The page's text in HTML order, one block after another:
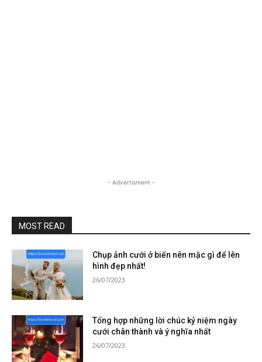
- Advertisment -
MOST READ
Chụp ảnh cưới ở biển nên mặc gì để lên
hình đẹp nhất!
26/07/2023
Tổng hợp những lời chúc kỷ niệm ngày
cưới chân thành và ý nghĩa nhất
26/07/2023